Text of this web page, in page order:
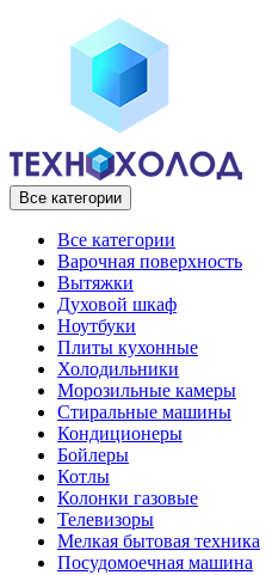
Все категории
Все категории
Варочная поверхность
Вытяжки
Духовой шкаф
Ноутбуки
Плиты кухонные
Холодильники
Морозильные камеры
Стиральные машины
Кондиционеры
Бойлеры
Котлы
Колонки газовые
Телевизоры
Мелкая бытовая техника
Посудомоечная машина